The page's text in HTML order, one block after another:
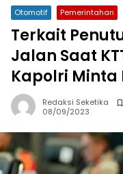
Otomotif Pemerintahan
Terkait
Jalan Saat
Kapolri Minta
Redaksi Seketika
08/09/2023